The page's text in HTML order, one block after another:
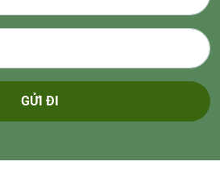
GỬI ĐI